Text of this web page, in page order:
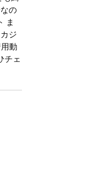
の
ま
ジ
動
チェ